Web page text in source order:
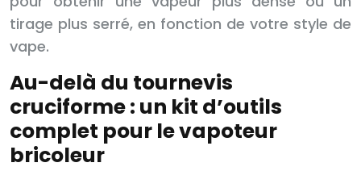
tirage plus serré, en fonction de votre style de
vape.
Au-delà du tournevis
cruciforme : un kit d’outils
complet pour le vapoteur
bricoleur